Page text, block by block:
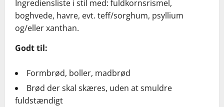
Ingrediensliste i stil med: fuldkornsrismel,
boghvede, havre, evt. teff/sorghum, psyllium
og/eller xanthan.
Godt til:
Formbrød, boller, madbrød
Brød der skal skæres, uden at smuldre
fuldstændigt